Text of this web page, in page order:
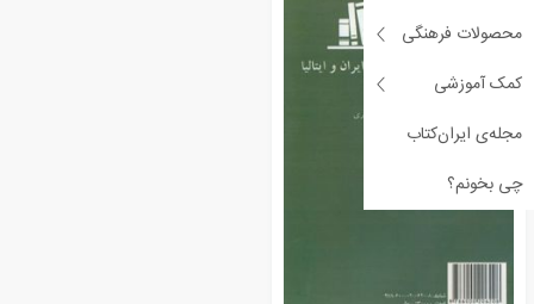
محصولات فرهنگی
کمک آموزشی
مجله‌ی ایران‌کتاب
چی بخونم؟